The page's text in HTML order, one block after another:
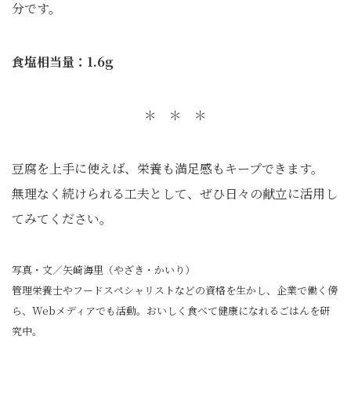
分です。
食塩相当量：1.6g
＊ ＊ ＊
豆腐を上手に使えば、栄養も満足感もキープできます。
無理なく続けられる工夫として、ぜひ日々の献立に活用し
てみてください。
写真・文／矢崎海里（やざき・かいり）
管理栄養士やフードスペシャリストなどの資格を生かし、企業で働く傍
ら、Webメディアでも活動。おいしく食べて健康になれるごはんを研
究中。